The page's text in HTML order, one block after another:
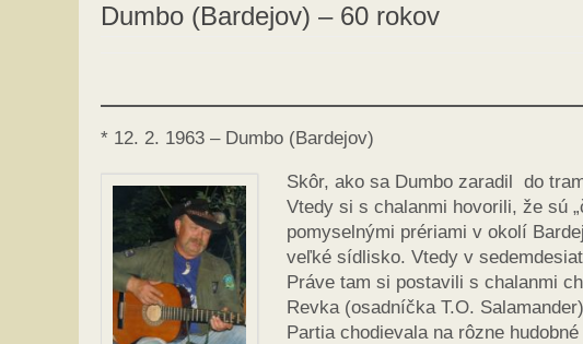
Dumbo (Bardejov) – 60 rokov
* 12. 2. 1963 – Dumbo (Bardejov)
Skôr, ako sa Dumbo zaradil do
Vtedy si s chalanmi hovorili, že sú
pomyselnými prériami v okolí
veľké sídlisko. Vtedy v
Práve tam si postavili s chalanmi
Revka (osadníčka T.O.
Partia chodievala na rôzne